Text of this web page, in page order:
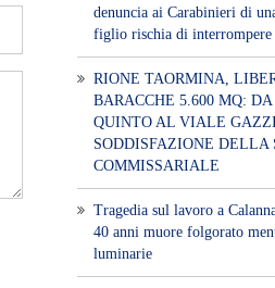
denuncia ai Carabinieri di
figlio rischia di interrompere
RIONE TAORMINA,
BARACCHE 5.600 MQ:
QUINTO AL VIALE GAZZI.
SODDISFAZIONE DELLA
COMMISSARIALE
Tragedia sul lavoro a
40 anni muore folgorato
luminarie